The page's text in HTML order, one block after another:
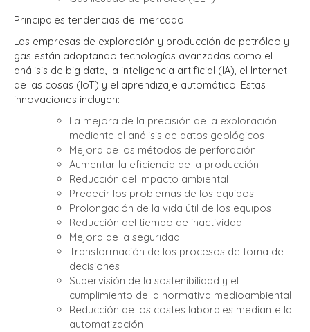
Principales tendencias del mercado
Las empresas de exploración y producción de petróleo y
gas están adoptando tecnologías avanzadas como el
análisis de big data, la inteligencia artificial (IA), el Internet
de las cosas (IoT) y el aprendizaje automático. Estas
innovaciones incluyen:
La mejora de la precisión de la exploración
mediante el análisis de datos geológicos
Mejora de los métodos de perforación
Aumentar la eficiencia de la producción
Reducción del impacto ambiental
Predecir los problemas de los equipos
Prolongación de la vida útil de los equipos
Reducción del tiempo de inactividad
Mejora de la seguridad
Transformación de los procesos de toma de
decisiones
Supervisión de la sostenibilidad y el
cumplimiento de la normativa medioambiental
Reducción de los costes laborales mediante la
automatización